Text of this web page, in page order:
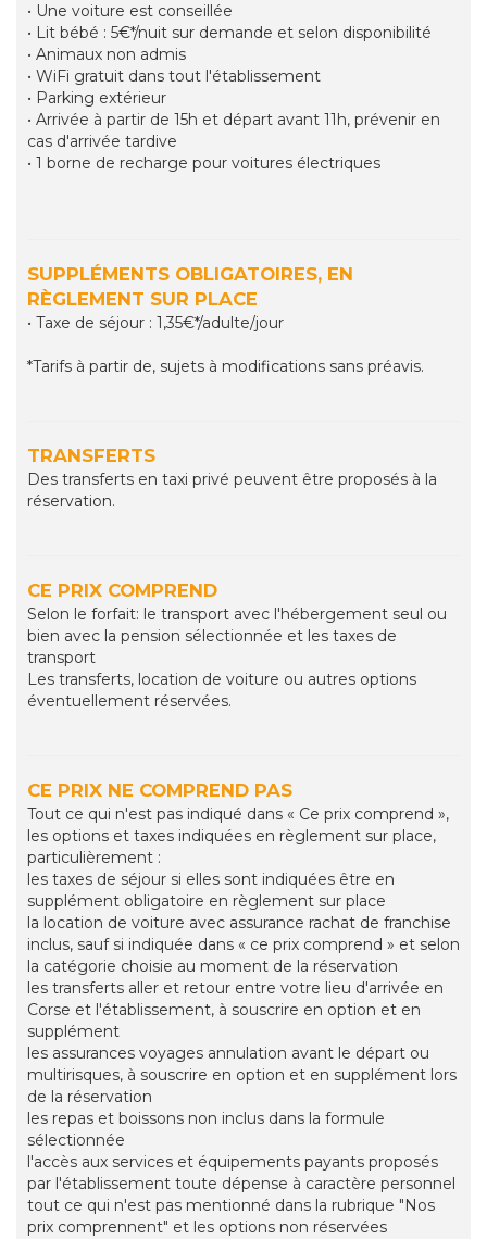
• Une voiture est conseillée
• Lit bébé : 5€*/nuit sur demande et selon disponibilité
• Animaux non admis
• WiFi gratuit dans tout l'établissement
• Parking extérieur
• Arrivée à partir de 15h et départ avant 11h, prévenir en
cas d'arrivée tardive
• 1 borne de recharge pour voitures électriques
SUPPLÉMENTS OBLIGATOIRES, EN
RÈGLEMENT SUR PLACE
• Taxe de séjour : 1,35€*/adulte/jour
*Tarifs à partir de, sujets à modifications sans préavis.
TRANSFERTS
Des transferts en taxi privé peuvent être proposés à la
réservation.
CE PRIX COMPREND
Selon le forfait: le transport avec l'hébergement seul ou
bien avec la pension sélectionnée et les taxes de
transport
Les transferts, location de voiture ou autres options
éventuellement réservées.
CE PRIX NE COMPREND PAS
Tout ce qui n'est pas indiqué dans « Ce prix comprend »,
les options et taxes indiquées en règlement sur place,
particulièrement :
les taxes de séjour si elles sont indiquées être en
supplément obligatoire en règlement sur place
la location de voiture avec assurance rachat de franchise
inclus, sauf si indiquée dans « ce prix comprend » et selon
la catégorie choisie au moment de la réservation
les transferts aller et retour entre votre lieu d'arrivée en
Corse et l'établissement, à souscrire en option et en
supplément
les assurances voyages annulation avant le départ ou
multirisques, à souscrire en option et en supplément lors
de la réservation
les repas et boissons non inclus dans la formule
sélectionnée
l'accès aux services et équipements payants proposés
par l'établissement toute dépense à caractère personnel
tout ce qui n'est pas mentionné dans la rubrique "Nos
prix comprennent" et les options non réservées